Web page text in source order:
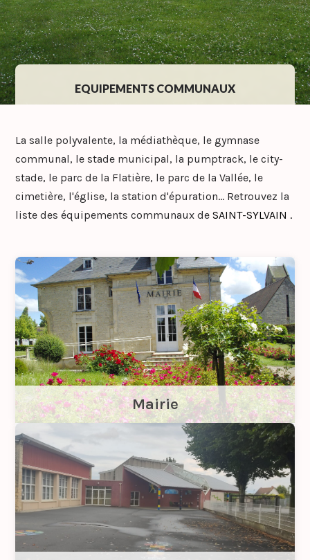
EQUIPEMENTS COMMUNAUX
La salle polyvalente, la médiathèque, le gymnase
communal, le stade municipal, la pumptrack, le city-
stade, le parc de la Flatière, le parc de la Vallée, le
cimetière, l'église, la station d'épuration… Retrouvez la
liste des équipements communaux deSAINT-SYLVAIN .
Mairie